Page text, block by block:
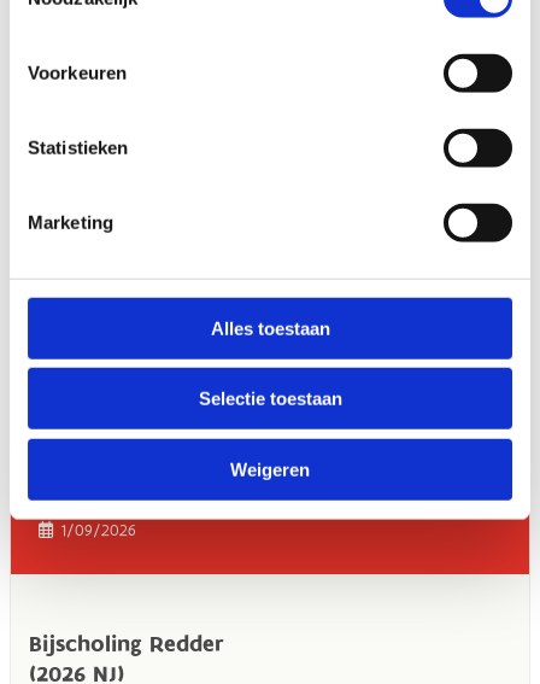
Voorkeuren
Statistieken
Marketing
Alles toestaan
Selectie toestaan
Weigeren